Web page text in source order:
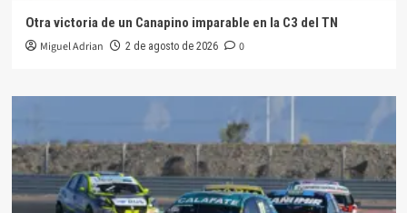
Otra victoria de un Canapino imparable en la C3 del TN
Miguel Adrian 2 de agosto de 2026 0